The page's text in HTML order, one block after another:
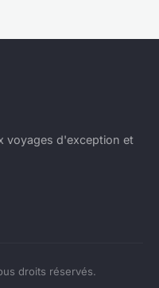
voyages d'exception et
droits réservés.